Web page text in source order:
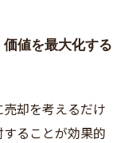
値を最大化する
却を考えるだけ
ることが効果的